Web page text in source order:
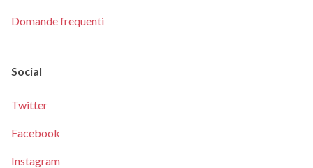
Domande frequenti
Social
Twitter
Facebook
Instagram